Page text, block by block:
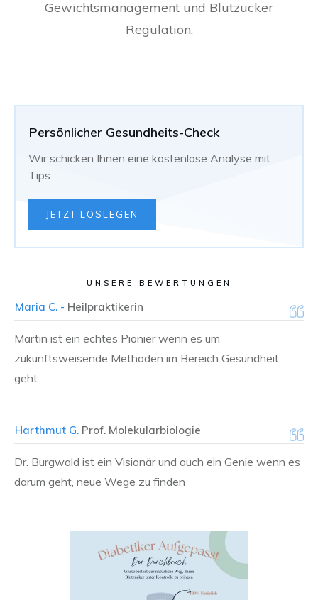
Gewichtsmanagement und Blutzucker
Regulation.
Persönlicher Gesundheits-Check
Wir schicken Ihnen eine kostenlose Analyse mit
Tips
JETZT LOSLEGEN
UNSERE BEWERTUNGEN
Maria C. - Heilpraktikerin
Martin ist ein echtes Pionier wenn es um
zukunftsweisende Methoden im Bereich Gesundheit
geht.
Harthmut G. Prof. Molekularbiologie
Dr. Burgwald ist ein Visionär und auch ein Genie wenn es
darum geht, neue Wege zu finden